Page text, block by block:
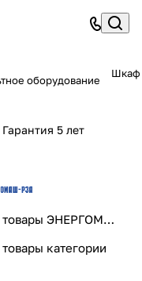
оборудование
Шкаф
Гарантия 5 лет
Все товары ЭНЕРГОМАШ-РЗА
категории